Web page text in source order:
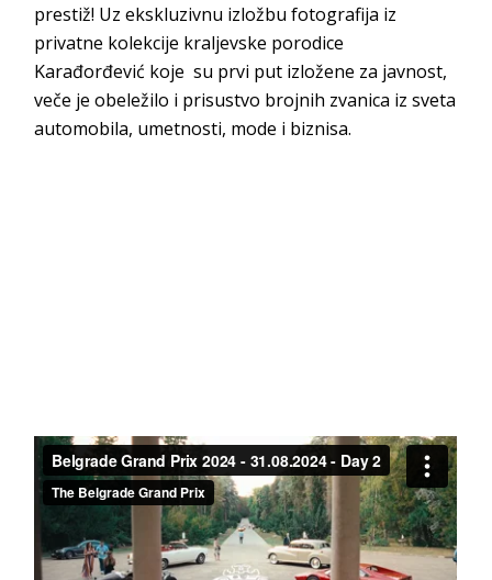
prestiž! Uz ekskluzivnu izložbu fotografija iz
privatne kolekcije kraljevske porodice
Karađorđević koje su prvi put izložene za javnost,
veče je obeležilo i prisustvo brojnih zvanica iz sveta
automobila, umetnosti, mode i biznisa.